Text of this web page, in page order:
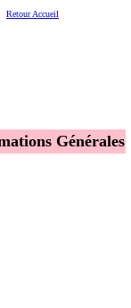
Générales
Retour Accueil